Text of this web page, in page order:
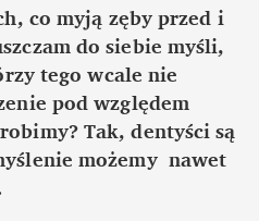
co myją zęby przed i
do siebie myśli,
tego wcale nie
pod względem
Tak, dentyści są
możemy  nawet